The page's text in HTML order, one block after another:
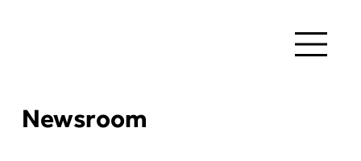
Newsroom